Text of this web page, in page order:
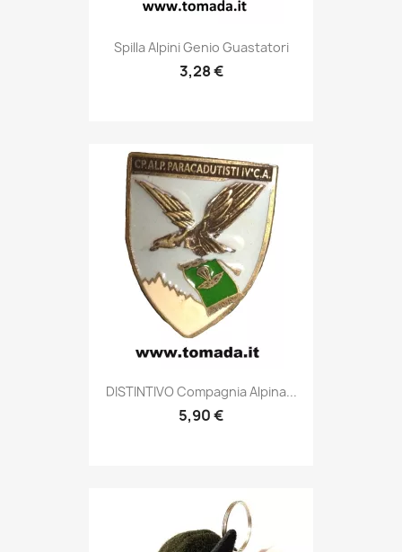
Anteprima
Spilla Alpini Genio Guastatori
3,28 €
Anteprima
DISTINTIVO Compagnia Alpina...
5,90 €